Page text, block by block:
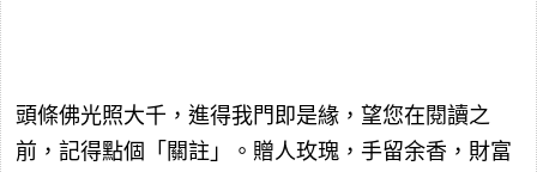
頭條佛光照大千，進得我門即是緣，望您在閱讀之
前，記得點個「關註」。贈人玫瑰，手留余香，財富